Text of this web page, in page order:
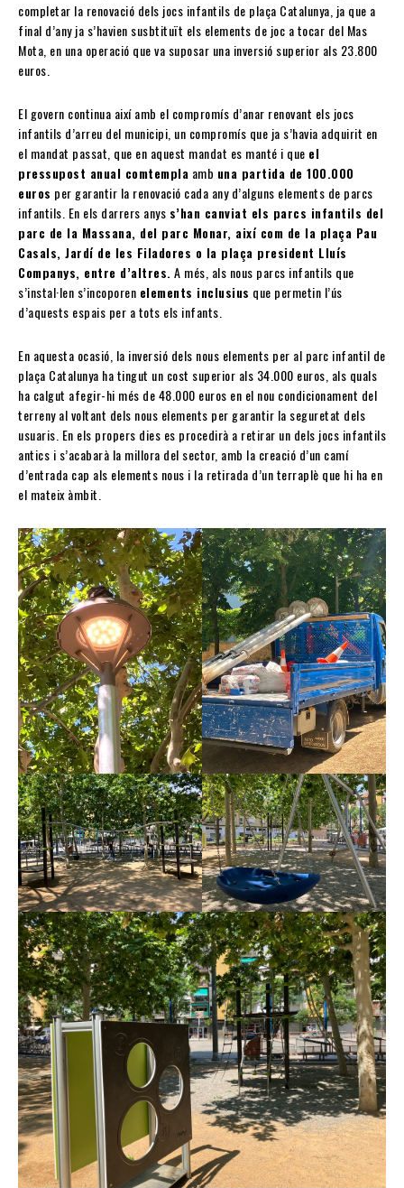
completar la renovació dels jocs infantils de plaça Catalunya, ja que a
final d’any ja s’havien susbtituït els elements de joc a tocar del Mas
Mota, en una operació que va suposar una inversió superior als 23.800
euros.
El govern continua així amb el compromís d’anar renovant els jocs
infantils d’arreu del municipi, un compromís que ja s’havia adquirit en
el mandat passat, que en aquest mandat es manté i que el
pressupost anual comtempla amb una partida de 100.000
euros per garantir la renovació cada any d’alguns elements de parcs
infantils. En els darrers anys s’han canviat els parcs infantils del
parc de la Massana, del parc Monar, així com de la plaça Pau
Casals, Jardí de les Filadores o la plaça president Lluís
Companys, entre d’altres.A més, als nous parcs infantils que
s’instal·len s’incoporen elements inclusius que permetin l’ús
d’aquests espais per a tots els infants.
En aquesta ocasió, la inversió dels nous elements per al parc infantil de
plaça Catalunya ha tingut un cost superior als 34.000 euros, als quals
ha calgut afegir-hi més de 48.000 euros en el nou condicionament del
terreny al voltant dels nous elements per garantir la seguretat dels
usuaris. En els propers dies es procedirà a retirar un dels jocs infantils
antics i s’acabarà la millora del sector, amb la creació d’un camí
d’entrada cap als elements nous i la retirada d’un terraplè que hi ha en
el mateix àmbit.